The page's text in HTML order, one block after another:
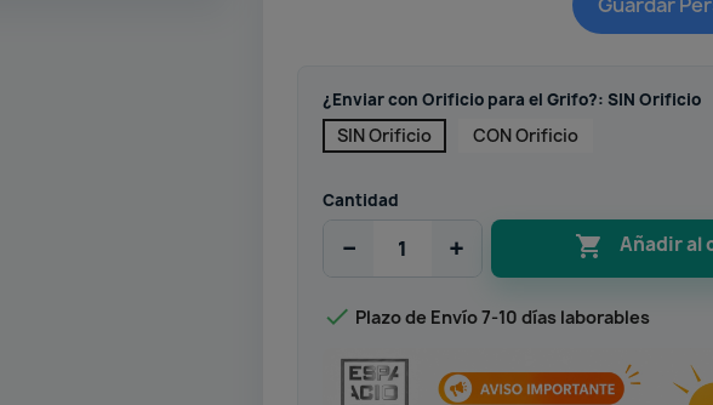
¿Enviar con Orificio para el Grifo?: SIN Orificio
SIN Orificio CON Orificio
Cantidad
− +  Añadir al
 Plazo de Envío 7-10 días laborables